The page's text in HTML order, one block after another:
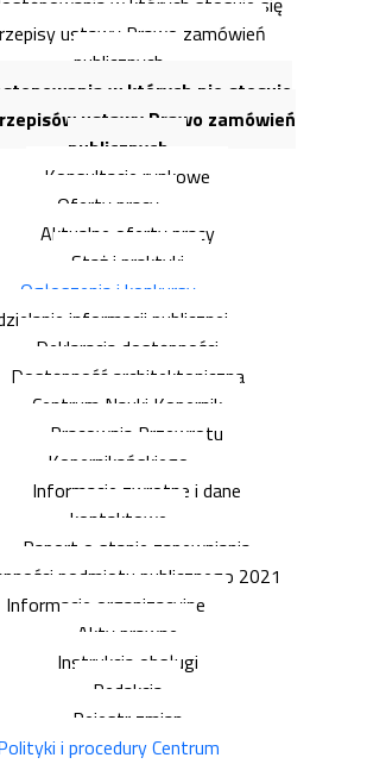
ustawy Prawo zamówień
publicznych
w których nie stosuje
ustawy Prawo zamówień
publicznych
Konsultacje rynkowe
Oferty pracy
Aktualne oferty pracy
Staż i praktyki
Ogłoszenia i konkursy
informacji publicznej
Deklaracja dostępności
Dostępność architektoniczna
Centrum Nauki Kopernik
Pracownia Przewrotu
Kopernikańskiego
Informacje zwrotne i dane
kontaktowe
Raport o stanie zapewniania
podmiotu publicznego 2021
Informacje organizacyjne
Akty prawne
Instrukcja obsługi
Redakcja
Rejestr zmian
i procedury Centrum